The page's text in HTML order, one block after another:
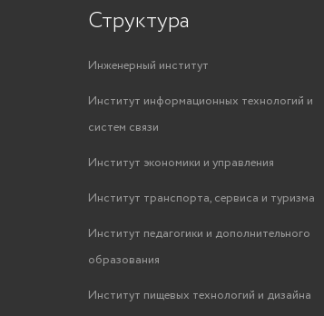
Структура
Инженерный институт
Институт информационных технологий и
систем связи
Институт экономики и управления
Институт транспорта, сервиса и туризма
Институт педагогики и дополнительного
образования
Институт пищевых технологий и дизайна